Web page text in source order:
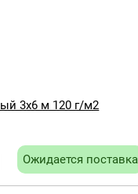
3х6 м 120 г/м2
Ожидается поставка